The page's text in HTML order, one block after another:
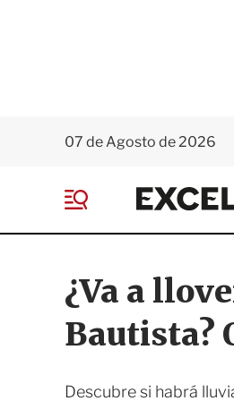
07 de Agosto de 2026
e
¿Va a
Bautista?
Descubre si habrá